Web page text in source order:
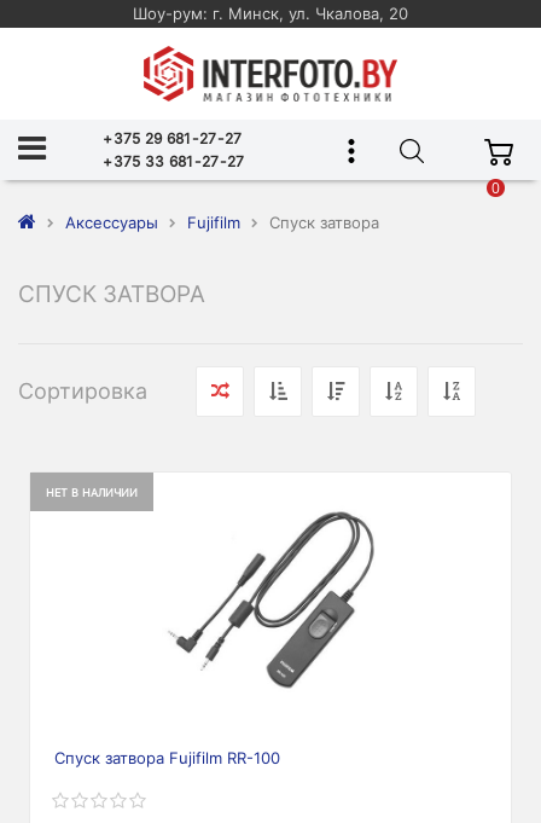
Шоу-рум: г. Минск, ул. Чкалова, 20
+375 29 681-27-27
+375 33 681-27-27
0
Аксессуары Fujifilm Спуск затвора
СПУСК ЗАТВОРА
Сортировка
НЕТ В НАЛИЧИИ
Спуск затвора Fujifilm RR-100